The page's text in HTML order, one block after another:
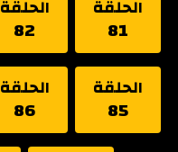
الحلقة
81
الحلقة
82
الحلقة
85
الحلقة
86